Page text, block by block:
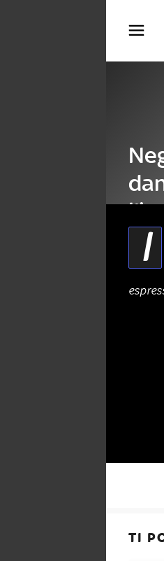
I
TI